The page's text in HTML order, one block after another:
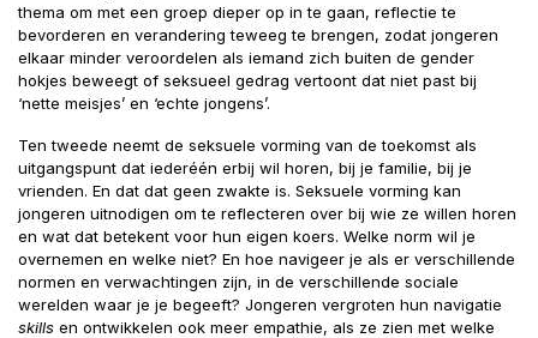
thema om met een groep dieper op in te gaan, reflectie te
bevorderen en verandering teweeg te brengen, zodat jongeren
elkaar minder veroordelen als iemand zich buiten de gender
hokjes beweegt of seksueel gedrag vertoont dat niet past bij
‘nette meisjes’ en ‘echte jongens’.
Ten tweede neemt de seksuele vorming van de toekomst als
uitgangspunt dat iederéén erbij wil horen, bij je familie, bij je
vrienden. En dat dat geen zwakte is. Seksuele vorming kan
jongeren uitnodigen om te reflecteren over bij wie ze willen horen
en wat dat betekent voor hun eigen koers. Welke norm wil je
overnemen en welke niet? En hoe navigeer je als er verschillende
normen en verwachtingen zijn, in de verschillende sociale
werelden waar je je begeeft? Jongeren vergroten hun navigatie
skills en ontwikkelen ook meer empathie, als ze zien met welke